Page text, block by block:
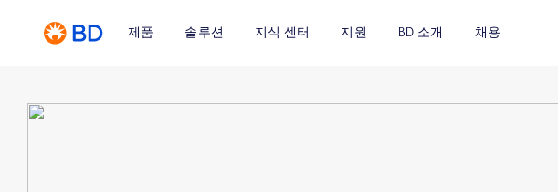
제품 솔루션 지식 센터 지원 BD 소개 채용